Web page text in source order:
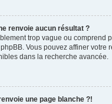
renvoie aucun résultat ?
trop vague ou comprend
Vous pouvez affiner votre
dans la recherche avancée.
une page blanche ?!